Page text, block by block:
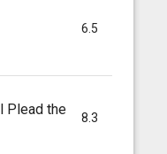
6.5
Plead the
8.3